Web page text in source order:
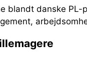
blandt danske PL-